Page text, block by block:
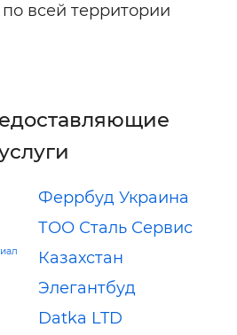
по всей территории
Феррбуд Украина
ТОО Сталь Сервис
Казахстан
Элегантбуд
Datka LTD